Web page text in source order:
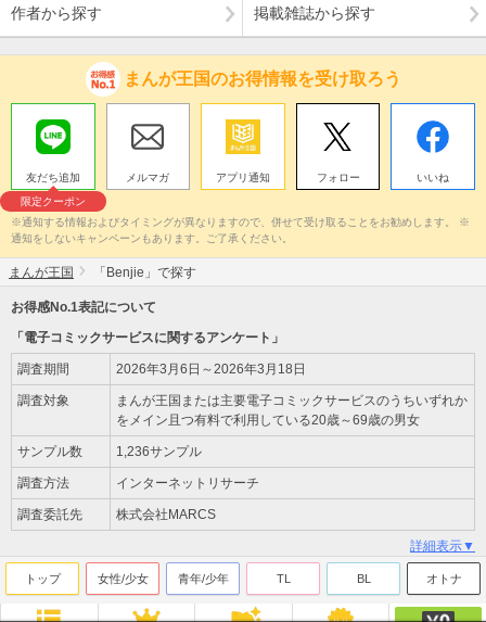
作者から探す 掲載雑誌から探す
まんが王国のお得情報を受け取ろう
友だち追加
限定クーポン
メルマガ アプリ通知 フォロー いいね
※通知する情報およびタイミングが異なりますので、併せて受け取ることをお勧めします。 ※
通知をしないキャンペーンもあります。ご了承ください。
まんが王国 「Benjie」で探す
お得感No.1表記について
「電子コミックサービスに関するアンケート」
調査期間 2026年3月6日～2026年3月18日
調査対象
まんが王国または主要電子コミックサービスのうちいずれか
をメイン且つ有料で利用している20歳～69歳の男女
サンプル数 1,236サンプル
調査方法 インターネットリサーチ
調査委託先 株式会社MARCS
詳細表示▼
トップ 女性/少女 青年/少年 TL BL オトナ